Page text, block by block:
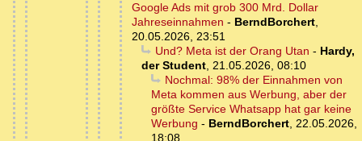
Google Ads mit grob 300 Mrd. Dollar
Jahreseinnahmen - BerndBorchert,
20.05.2026, 23:51
Und? Meta ist der Orang Utan - Hardy,
der Student, 21.05.2026, 08:10
Nochmal: 98% der Einnahmen von
Meta kommen aus Werbung, aber der
größte Service Whatsapp hat gar keine
Werbung - BerndBorchert, 22.05.2026,
18:08